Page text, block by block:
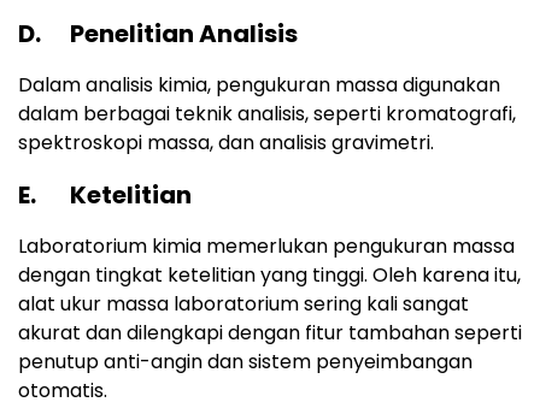
D. Penelitian Analisis
Dalam analisis kimia, pengukuran massa digunakan
dalam berbagai teknik analisis, seperti kromatografi,
spektroskopi massa, dan analisis gravimetri.
E. Ketelitian
Laboratorium kimia memerlukan pengukuran massa
dengan tingkat ketelitian yang tinggi. Oleh karena itu,
alat ukur massa laboratorium sering kali sangat
akurat dan dilengkapi dengan fitur tambahan seperti
penutup anti-angin dan sistem penyeimbangan
otomatis.